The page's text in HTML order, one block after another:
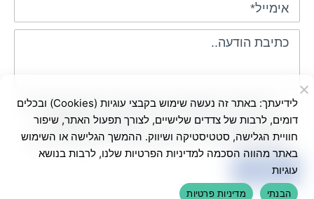
בשליחת הטופס אני מאשר/ת שימוש בפרטים
ליצירת קשר ולדיוור ישיר, בהתאם ל-מדיניות
הפרטיותבאתר. ניתן לבטל את הרישום בכל עת
לידיעתך: באתר זה נעשה שימוש בקבצי עוגיות (Cookies) ובכלים
דומים, לרבות של צדדים שלישיים, לצורך תפעול האתר, שיפור
חוויית הגלישה, סטטיסטיקה ושיווק. ההמשך הגלישה או השימוש
באתר מהווה הסכמה למדיניות הפרטיות שלנו, לרבות בנושא
עוגיות
הבנתי מדיניות פרטיות